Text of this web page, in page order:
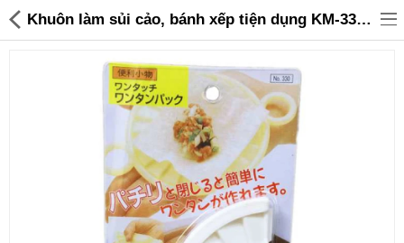
Đồ gia dụng & Nhà cửa
Khuôn làm sủi cảo, bánh xếp tiện dụng KM-330 hàng Nhật - 35,000 | Sanhangre